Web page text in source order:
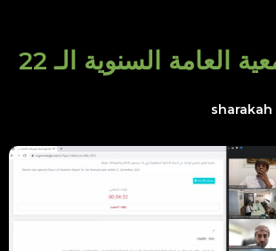
اجتماع الجمعية العامة السنوية الـ 22
sharakah